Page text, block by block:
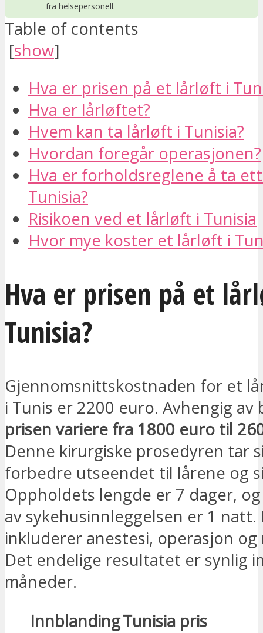
fra helsepersonell.
Table of contents
[show]
Hva er prisen på et lårløft i
Hva er lårløftet?
Hvem kan ta lårløft i Tunisia?
Hvordan foregår operasjonen?
Hva er forholdsreglene å ta
Tunisia?
Risikoen ved et lårløft i Tunisia
Hvor mye koster et lårløft i
Hva er prisen på et
Tunisia?
Gjennomsnittskostnaden for et
i Tunis er 2200 euro. Avhengig
prisen variere fra 1800 euro til
Denne kirurgiske prosedyren tar
forbedre utseendet til lårene og
Oppholdets lengde er 7 dager,
av sykehusinnleggelsen er 1 natt.
inkluderer anestesi, operasjon og
Det endelige resultatet er synlig
måneder.
InnblandingTunisia pris